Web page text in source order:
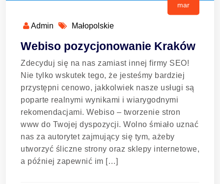
mar
Admin Małopolskie
Webiso pozycjonowanie Kraków
Zdecyduj się na nas zamiast innej firmy SEO!
Nie tylko wskutek tego, że jesteśmy bardziej
przystępni cenowo, jakkolwiek nasze usługi są
poparte realnymi wynikami i wiarygodnymi
rekomendacjami. Webiso – tworzenie stron
www do Twojej dyspozycji. Wolno śmiało uznać
nas za autorytet zajmujący się tym, ażeby
utworzyć śliczne strony oraz sklepy internetowe,
a później zapewnić im […]